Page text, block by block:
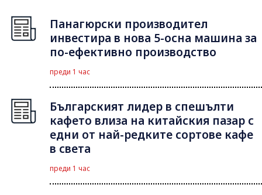
Панагюрски производител
инвестира в нова 5-осна машина за
по-ефективно производство
преди 1 час
Българският лидер в спешълти
кафето влиза на китайския пазар с
едни от най-редките сортове кафе
в света
преди 1 час